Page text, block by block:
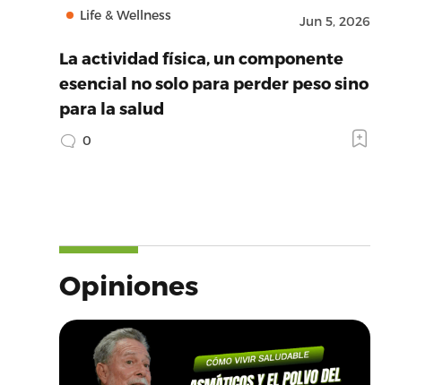
Life & Wellness Jun 5, 2026
La actividad física, un componente
esencial no solo para perder peso sino
para la salud
0
Opiniones